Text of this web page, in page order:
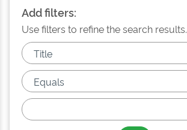
Add filters:
Use filters to refine the search results.